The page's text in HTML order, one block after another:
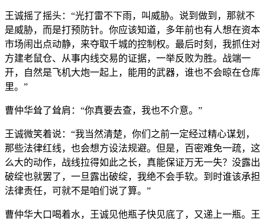
王诚摇了摇头：“光打雷不下雨，叫威胁。说到做到，那就不
是威胁，而是打预防针。你应该知道，多年前也有人想在资本
市场闹出点动静，来夺取千城的控制权。最后时刻，我抓住对
方建老鼠仓、从事内线交易的证据，一举反败为胜。战端一
开，自然是飞机大炮一起上，能用的武器，谁也不会晾在仓库
里。”
曹仲华耸了耸肩：“你真要去查，我也不介意。”
王诚微笑着说：“我当然清楚，你们之前一定经过精心谋划，
那些法律红线，也会想方设法规避。但是，百密难免一疏，这
么大的动作，战线拉得如此之长，真能保证万无一失？没露出
破绽也就罢了，一旦露出破绽，我绝不会手软。到时谁该承担
法律责任，可就不是咱们说了算。”
曹仲华大口喝着水，王诚见他瓶子快见底了，又递上一瓶。王